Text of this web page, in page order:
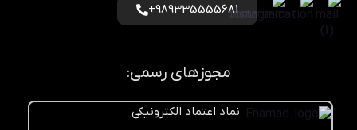
989335555681+
مجوزهای رسمی:
نماد اعتماد الکترونیکی